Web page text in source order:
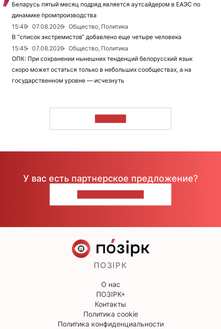
Беларусь пятый месяц подряд является аутсайдером в ЕАЭС по
динамике промпроизводства
15:49
07.08.2026
Общество, Политика
В “список экстремистов“ добавлено еще четыре человека
15:45
07.08.2026
Общество, Политика
ОПК: При сохранении нынешних тенденций белорусский язык
скоро может остаться только в небольших сообществах, а на
государственном уровне — исчезнуть
У вас есть партнерское предложение?
ПОЗІРК
О нас
ПОЗІРК+
Контакты
Политика cookie
Политика конфиденциальности